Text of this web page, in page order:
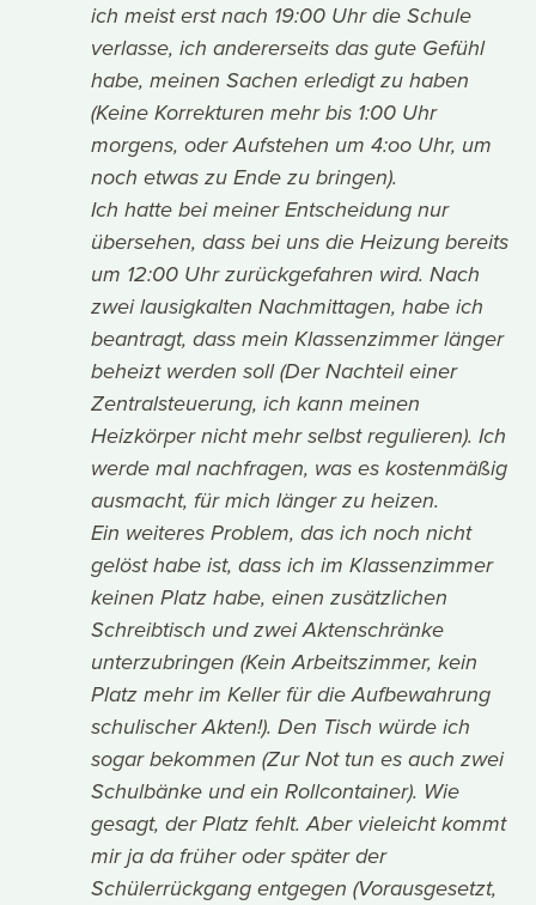
ich meist erst nach 19:00 Uhr die Schule
verlasse, ich andererseits das gute Gefühl
habe, meinen Sachen erledigt zu haben
(Keine Korrekturen mehr bis 1:00 Uhr
morgens, oder Aufstehen um 4:oo Uhr, um
noch etwas zu Ende zu bringen).
Ich hatte bei meiner Entscheidung nur
übersehen, dass bei uns die Heizung bereits
um 12:00 Uhr zurückgefahren wird. Nach
zwei lausigkalten Nachmittagen, habe ich
beantragt, dass mein Klassenzimmer länger
beheizt werden soll (Der Nachteil einer
Zentralsteuerung, ich kann meinen
Heizkörper nicht mehr selbst regulieren). Ich
werde mal nachfragen, was es kostenmäßig
ausmacht, für mich länger zu heizen.
Ein weiteres Problem, das ich noch nicht
gelöst habe ist, dass ich im Klassenzimmer
keinen Platz habe, einen zusätzlichen
Schreibtisch und zwei Aktenschränke
unterzubringen (Kein Arbeitszimmer, kein
Platz mehr im Keller für die Aufbewahrung
schulischer Akten!). Den Tisch würde ich
sogar bekommen (Zur Not tun es auch zwei
Schulbänke und ein Rollcontainer). Wie
gesagt, der Platz fehlt. Aber vieleicht kommt
mir ja da früher oder später der
Schülerrückgang entgegen (Vorausgesetzt,